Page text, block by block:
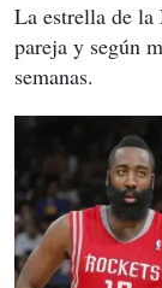
La estrella de la
pareja y según
semanas.